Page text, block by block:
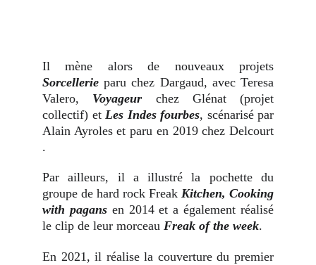
Il mène alors de nouveaux projets
Sorcellerie paru chez Dargaud, avec Teresa
Valero, Voyageur chez Glénat (projet
collectif) et Les Indes fourbes, scénarisé par
Alain Ayroles et paru en 2019 chez Delcourt
.
Par ailleurs, il a illustré la pochette du
groupe de hard rock Freak Kitchen, Cooking
with pagansen 2014 et a également réalisé
le clip de leur morceau Freak of the week.
En 2021, il réalise la couverture du premier